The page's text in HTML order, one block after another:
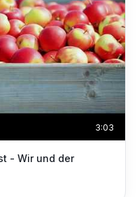
3:03
- Wir und der